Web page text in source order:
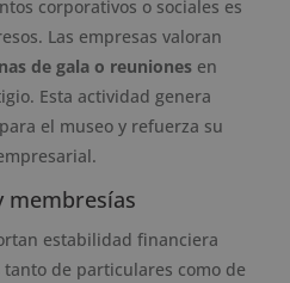
corporativos o sociales es
Las empresas valoran
de gala o reuniones en
Esta actividad genera
el museo y refuerza su
membresías
estabilidad financiera
tanto de particulares como de